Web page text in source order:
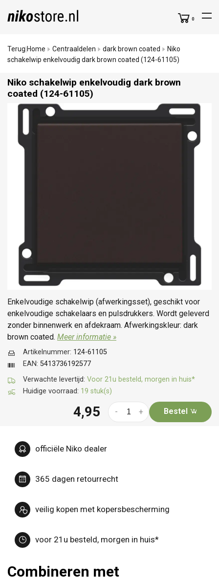
0
Terug Home Centraaldelen dark brown coated
Niko
schakelwip enkelvoudig dark brown coated (124-61105)
Niko schakelwip enkelvoudig dark brown
coated (124-61105)
Enkelvoudige schakelwip (afwerkingsset), geschikt voor
enkelvoudige schakelaars en pulsdrukkers. Wordt geleverd
zonder binnenwerk en afdekraam. Afwerkingskleur: dark
brown coated. Meer informatie »
Verwachte levertijd: Voor 21u besteld, morgen in huis*
Huidige voorraad: 19 stuk(s)
Artikelnummer: 124-61105
EAN: 5413736192577
4,95 +
- Bestel
officiële Niko dealer
365 dagen retourrecht
veilig kopen met kopersbescherming
voor 21u besteld, morgen in huis*
Combineren met